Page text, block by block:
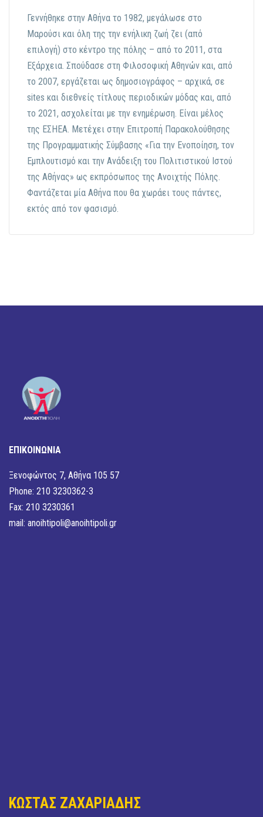
Γεννήθηκε στην Αθήνα το 1982, μεγάλωσε στο
Μαρούσι και όλη της την ενήλικη ζωή ζει (από
επιλογή) στο κέντρο της πόλης – από το 2011, στα
Εξάρχεια. Σπούδασε στη Φιλοσοφική Αθηνών και, από
το 2007, εργάζεται ως δημοσιογράφος – αρχικά, σε
sites και διεθνείς τίτλους περιοδικών μόδας και, από
το 2021, ασχολείται με την ενημέρωση. Είναι μέλος
της ΕΣΗΕΑ. Μετέχει στην Επιτροπή Παρακολούθησης
της Προγραμματικής Σύμβασης «Για την Ενοποίηση, τον
Εμπλουτισμό και την Ανάδειξη του Πολιτιστικού Ιστού
της Αθήνας» ως εκπρόσωπος της Ανοιχτής Πόλης.
Φαντάζεται μία Αθήνα που θα χωράει τους πάντες,
εκτός από τον φασισμό.
ΕΠΙΚΟΙΝΩΝΙΑ
Ξενοφώντος 7, Αθήνα 105 57
Phone: 210 3230362-3
Fax: 210 3230361
mail: anoihtipoli@anoihtipoli.gr
ΚΩΣΤΑΣ ΖΑΧΑΡΙΑΔΗΣ